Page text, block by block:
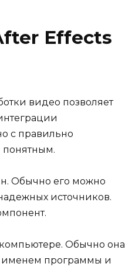
Effects
видео позволяет
с правильно
понятным.
Обычно его можно
источников.
Обычно она
именем программы и